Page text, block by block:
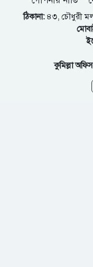
ঠিকানা: ৪৩, চৌধুরী মল
কুমিল্লা